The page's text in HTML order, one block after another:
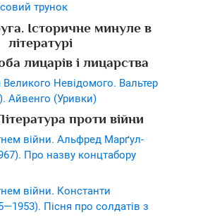
трунок
Історичне минуле в
літературі
лицарів і лицарства
Невідомого. Вальтер
Айвенго (Уривки)
проти війни
війни. Альфред Марґул-
Про назву концтабору
війни. Константи
Пісня про солдатів з